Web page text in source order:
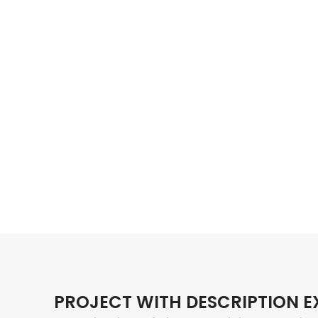
PROJECT WITH DESCRIPTION